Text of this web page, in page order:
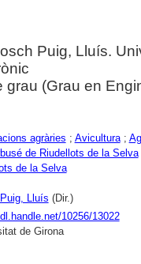
Puig, Lluís.
grau (Grau en
agràries ; Avicultura;
de Riudellots de la Selva
de la Selva
Lluís (Dir.)
10256/13022
de Girona